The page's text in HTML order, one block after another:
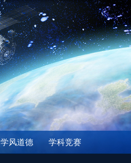
学风道德 学科竞赛